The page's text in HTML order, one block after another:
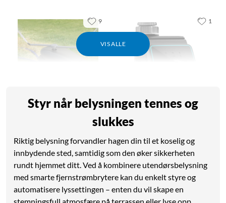
VIS ALLE
4.0 (78)
Drives av trykket fra
vannslangen
Justerbare
9
Gardena
1.5 (3)
999
Automatisk vanning
Praktisk styring med
mobilen eller nettbrettet
1
Styr når belysningen tennes og
slukkes
Riktig belysning forvandler hagen din til et koselig og
innbydende sted, samtidig som den øker sikkerheten
rundt hjemmet ditt. Ved å kombinere utendørsbelysning
med smarte fjernstrømbrytere kan du enkelt styre og
automatisere lyssettingen – enten du vil skape en